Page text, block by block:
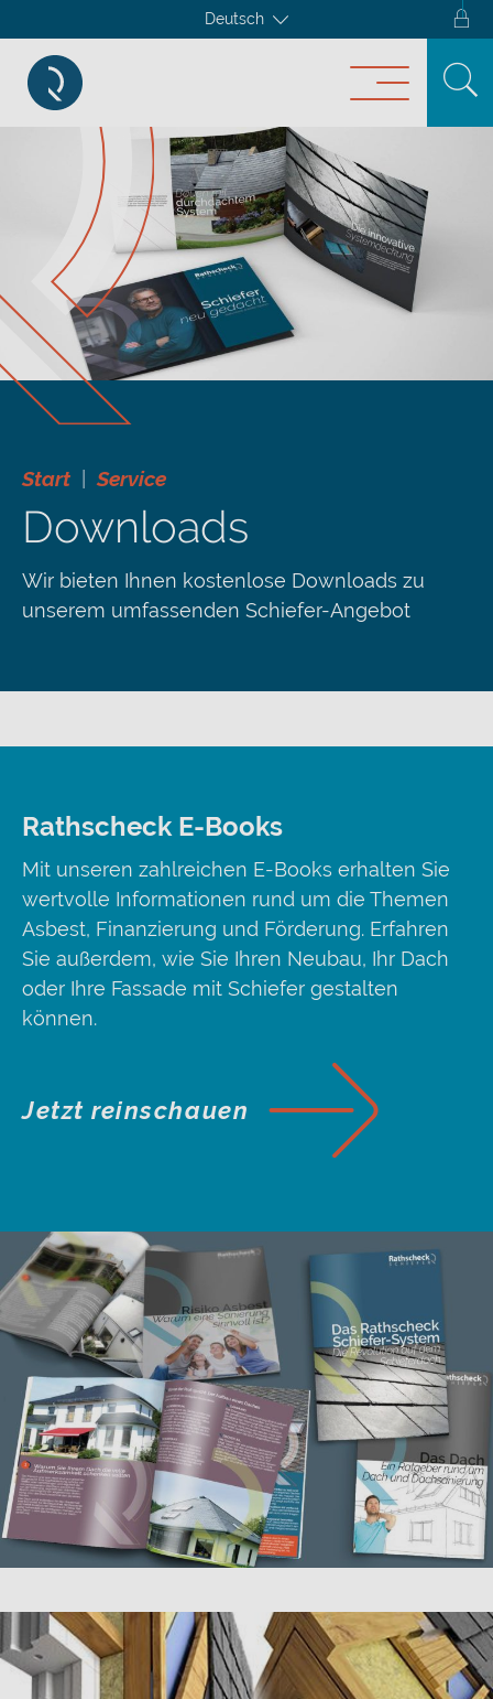
Deutsch
Start Service
Downloads
Wir bieten Ihnen kostenlose Downloads zu
unserem umfassenden Schiefer-Angebot
Rathscheck E-Books
Mit unseren zahlreichen E-Books erhalten Sie
wertvolle Informationen rund um die Themen
Asbest, Finanzierung und Förderung. Erfahren
Sie außerdem, wie Sie Ihren Neubau, Ihr Dach
oder Ihre Fassade mit Schiefer gestalten
können.
Jetzt reinschauen